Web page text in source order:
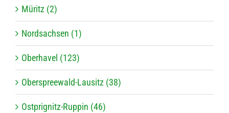
Müritz (2)
Nordsachsen (1)
Oberhavel (123)
Oberspreewald-Lausitz (38)
Ostprignitz-Ruppin (46)